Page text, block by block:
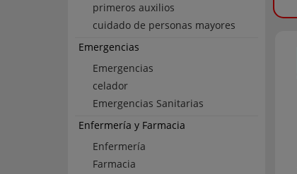
primeros auxilios
cuidado de personas mayores
Emergencias
Emergencias
celador
Emergencias Sanitarias
Enfermería y Farmacia
Enfermería
Farmacia